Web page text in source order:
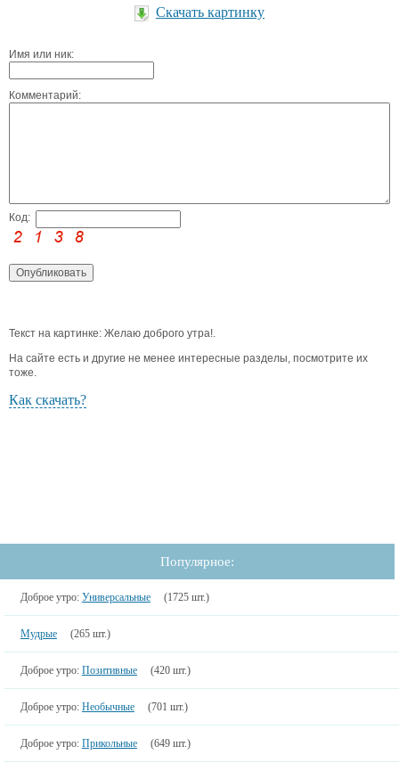
Скачать картинку
Имя или ник:
Комментарий:
Код:
Текст на картинке: Желаю доброго утра!.
На сайте есть и другие не менее интересные разделы, посмотрите их
тоже.
Как скачать?
Популярное:
Доброе утро: Универсальные (1725 шт.)
Мудрые (265 шт.)
Доброе утро: Позитивные (420 шт.)
Доброе утро: Необычные (701 шт.)
Доброе утро: Прикольные (649 шт.)